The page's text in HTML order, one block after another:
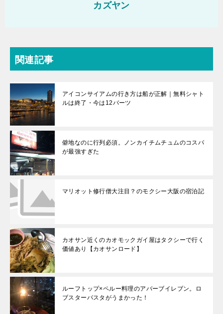
カズヤン
関連記事
アイコンサイアムの行き方は船が正解｜無料シャト
ルは終了・今は12バーツ
僻地なのに行列必須。ノンカイチムチュムのコスパ
が最強すぎた
マリオット修行僧大注目？のモクシー大阪の宿泊記
カオサン近くのカオモックガイ屋はタクシーで行く
価値あり【カオサンロード】
ルーフトップ×ペルー料理のアバーブイレブン。ロ
ブスターパスタがうまかった！